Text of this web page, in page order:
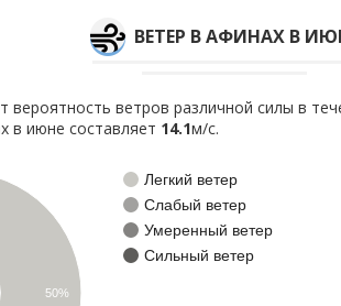
ВЕТЕР В АФИНАХ В
вероятность ветров различной силы в
в июне составляет 14.1м/с.
Легкий ветер
Слабый ветер
Умеренный ветер
Сильный ветер
50%